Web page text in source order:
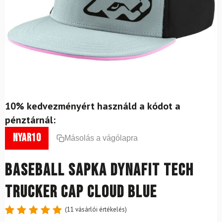
10% kedvezményért használd a kódot a
pénztárnál:
nyar10 Másolás a vágólapra
Baseball sapka DYNAFIT Tech
Trucker Cap Cloud Blue
(11 vásárlói értékelés)